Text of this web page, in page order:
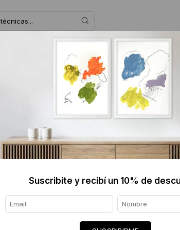
BLOG QUIENES
Suscribite y recibí un 10% de